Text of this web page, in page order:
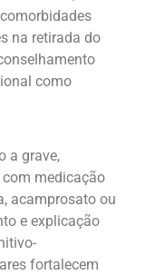
na retirada do
como
a grave,
com medicação
acamprosato ou
e explicação
fortalecem